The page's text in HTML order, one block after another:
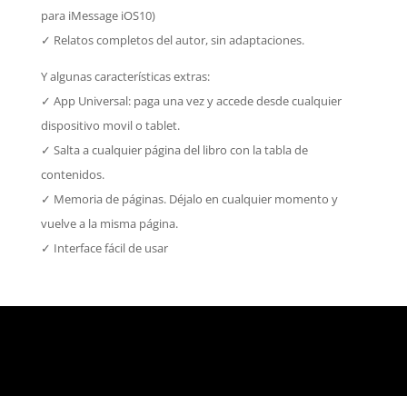
para iMessage iOS10)
✓ Relatos completos del autor, sin adaptaciones.
Y algunas características extras:
✓ App Universal: paga una vez y accede desde cualquier
dispositivo movil o tablet.
✓ Salta a cualquier página del libro con la tabla de
contenidos.
✓ Memoria de páginas. Déjalo en cualquier momento y
vuelve a la misma página.
✓ Interface fácil de usar